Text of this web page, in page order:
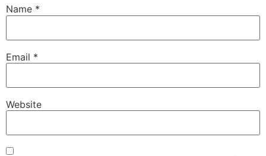
Name *
Email *
Website